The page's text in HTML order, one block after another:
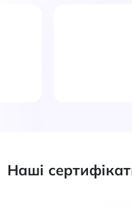
Наші